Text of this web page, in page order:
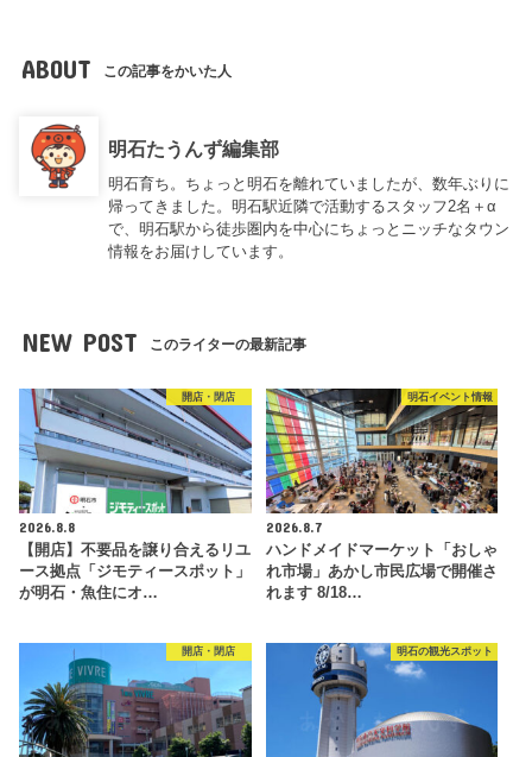
ABOUT この記事をかいた人
明石たうんず編集部
明石育ち。ちょっと明石を離れていましたが、数年ぶりに
帰ってきました。明石駅近隣で活動するスタッフ2名＋α
で、明石駅から徒歩圏内を中心にちょっとニッチなタウン
情報をお届けしています。
NEW POST このライターの最新記事
開店・閉店
2026.8.8
【開店】不要品を譲り合えるリユ
ース拠点「ジモティースポット」
が明石・魚住にオ…
明石イベント情報
2026.8.7
ハンドメイドマーケット「おしゃ
れ市場」あかし市民広場で開催さ
れます 8/18…
開店・閉店 明石の観光スポット